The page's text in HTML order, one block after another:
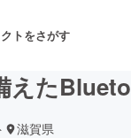
トをさがす
えた
滋賀県